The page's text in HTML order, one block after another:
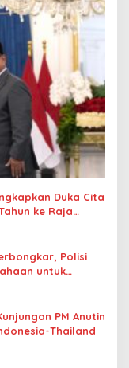
Duka Cita
ke Raja
Polisi
untuk
PM Anutin
Thailand